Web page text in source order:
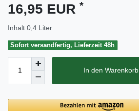
16,95 EUR *
Inhalt 0,4 Liter
Sofort versandfertig, Lieferzeit 48h
In den Warenkorb